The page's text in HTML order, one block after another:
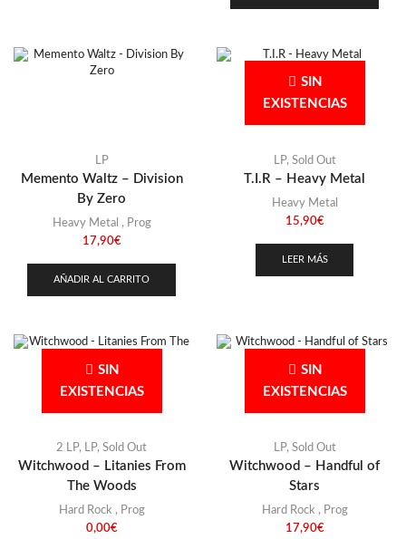
LP
Memento Waltz – Division
By Zero
Heavy Metal , Prog
17,90€
AÑADIR AL CARRITO
SIN
EXISTENCIAS
LP, Sold Out
T.I.R – Heavy Metal
Heavy Metal
15,90€
LEER MÁS
SIN
EXISTENCIAS
2 LP, LP, Sold Out
Witchwood – Litanies From
The Woods
Hard Rock , Prog
0,00€
SIN
EXISTENCIAS
LP, Sold Out
Witchwood – Handful of
Stars
Hard Rock , Prog
17,90€